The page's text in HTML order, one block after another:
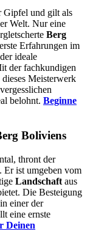
Gipfel und gilt als
Welt. Nur eine
Berg
Erfahrungen im
ideale
der fachkundigen
Meisterwerk
belohnt. Beginne
Boliviens
thront der
Er ist umgeben vom
Landschaft aus
Die Besteigung
einer der
eine ernste
Deinen